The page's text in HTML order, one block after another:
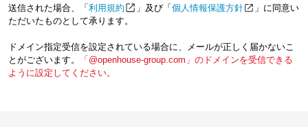
送信された場合、「利用規約 」及び「個人情報保護方針
」に同意い
ただいたものとして承ります。
ドメイン指定受信を設定されている場合に、メールが正しく届かないこ
とがございます。
「@openhouse-group.com」のドメインを受信できる
ように設定してください。